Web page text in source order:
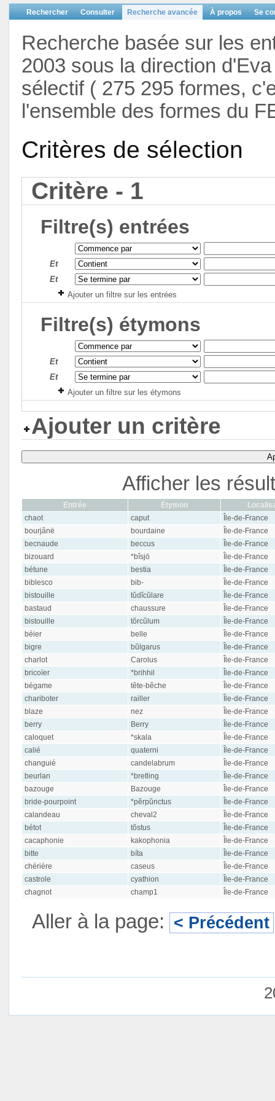
Rechercher Consulter Recherche avancée À propos Se
Recherche basée sur les
2003 sous la direction
sélectif ( 275 295 formes,
l'ensemble des formes du
Critères de sélection
Critère - 1
Filtre(s) entrées
Et
Et
Ajouter un filtre sur les entrées
Filtre(s) étymons
Et
Et
Ajouter un filtre sur les étymons
Ajouter un critère
Afficher les
Entrée Étymon
chaot
caput
Île-de-France
bourjânë
bourdaine
Île-de-France
becnaude
beccus
Île-de-France
bizouard
*bîsjō
Île-de-France
bétune
bestia
Île-de-France
biblesco
bib-
Île-de-France
bistouille
tŭdĭcŭlare
Île-de-France
bastaud
chaussure
Île-de-France
bistouille
tŏrcŭlum
Île-de-France
béier
belle
Île-de-France
bigre
bŭlgarus
Île-de-France
charlot
Carolus
Île-de-France
bricoïer
*brihhil
Île-de-France
bégame
tête-bêche
Île-de-France
chariboter
railler
Île-de-France
blaze
nez
Île-de-France
berry
Berry
Île-de-France
caloquet
*skala
Île-de-France
calié
quaterni
Île-de-France
changuié
candelabrum
Île-de-France
beurlan
*bretling
Île-de-France
bazouge
Bazouge
Île-de-France
bride-pourpoint
*pĕrpŭnctus
Île-de-France
calandeau
cheval2
Île-de-France
bétot
tŏstus
Île-de-France
cacaphonie
kakophonia
Île-de-France
bitte
bíta
Île-de-France
chérière
caseus
Île-de-France
castrole
cyathion
Île-de-France
chagnot
champ1 Île-de-France
Aller à la page: < Précédent